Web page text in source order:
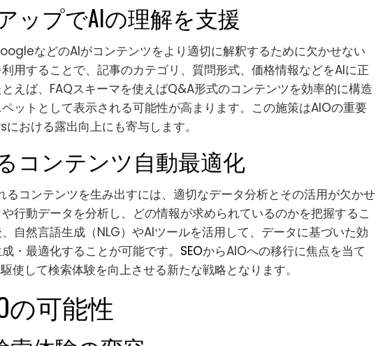
ップでAIの理解を支援
などのAIがコンテンツをより適切に解釈するために欠かせない
用することで、記事のカテゴリ、質問形式、価格情報などをAIに正
えば、FAQスキーマを使えばQ&A形式のコンテンツを効率的に構造
ットとして表示される可能性が高まります。この施策はAIOの重要
おける露出向上にも寄与します。
コンテンツ自動最適化
コンテンツを生み出すには、適切なデータ分析とその活用が欠かせ
行動データを分析し、どの情報が求められているのかを把握するこ
自然言語生成（NLG）やAIツールを活用して、データに基づいた効
・最適化することが可能です。 SEOからAIOへの移行に焦点を当て
使して検索体験を向上させる新たな戦略となります。
の可能性